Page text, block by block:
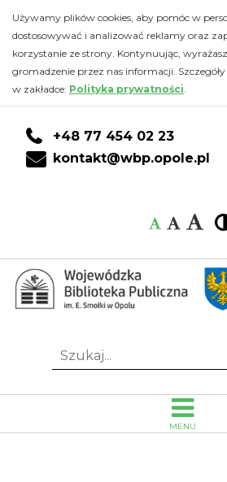
Kalendarz
Wojewódzka
Biblioteka
Publiczna
Emanuela
Smołki
w
Opolu
do
głównej
treści
DO
KONTA
CZYTELNIKA
DO
WYSZUKIWARKI
do
stopki
Używamy plików cookies, aby pomóc w
dostosowywać i analizować reklamy oraz
korzystanie ze strony. Kontynuując,
gromadzenie przez nas informacji.
w zakładce: Polityka prywatności.
+48 77 454 02 23
kontakt@wbp.opole.pl
Czcionka:
Czcionka
Szukaj...
MENU